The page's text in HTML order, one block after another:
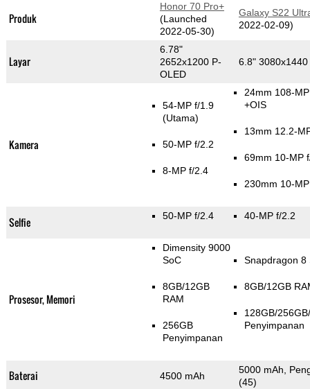
Produk
Honor 70 Pro+
(Launched
2022-05-30)
Galaxy S22
2022-02-09)
Layar
6.78"
2652x1200 P-
OLED
6.8" 3080x1440
Kamera
54-MP f/1.9
(Utama)
50-MP f/2.2
8-MP f/2.4
24mm 108-
+OIS
13mm 12.2-
69mm 10-MP
230mm 10-
Selfie 50-MP f/2.4 40-MP f/2.2
Prosesor, Memori
Dimensity 9000
SoC
8GB/12GB
RAM
256GB
Penyimpanan
Snapdragon 8
8GB/12GB
128GB/
Penyimpanan
Baterai 4500 mAh
5000 mAh,
(45)